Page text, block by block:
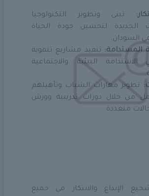
تبني وتطوير التكنولوجيا
الجديدة لتحسين جودة الحياة
السودان.
المستدامة: تنفيذ مشاريع تنموية
البيئية والاجتماعية
تطوير مهارات الشباب وتأهيلهم
من خلال دورات تدريبية وورش
متعددة.
الإبداع والابتكار في جميع